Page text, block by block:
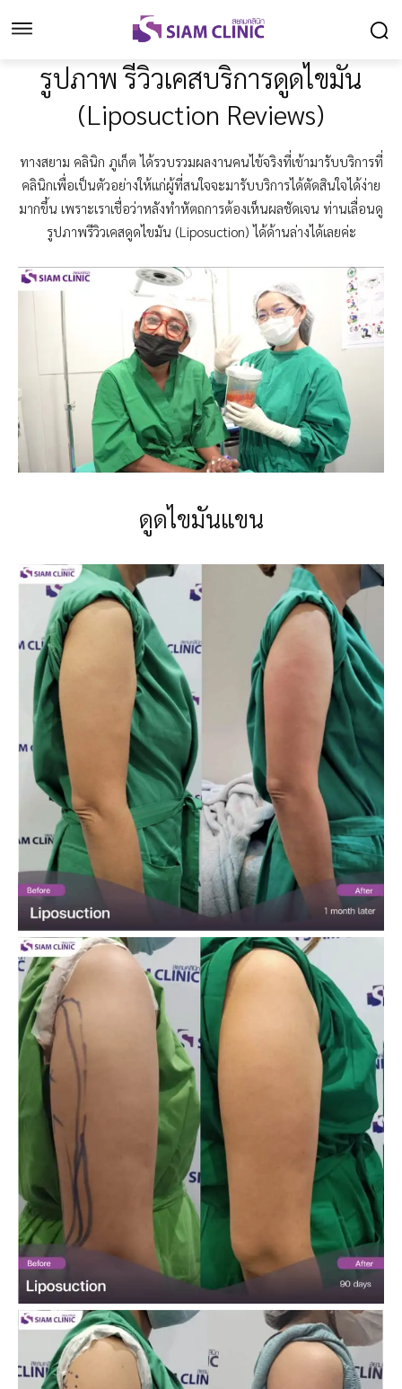
รูปภาพ รีวิวเคสบริการดูดไขมัน
(Liposuction Reviews)
ทางสยาม คลินิก ภูเก็ต ได้รวบรวมผลงานคนไข้จริงที่เข้ามารับบริการที่
คลินิกเพื่อเป็นตัวอย่างให้แก่ผู้ที่สนใจจะมารับบริการได้ตัดสินใจได้ง่าย
มากขึ้น เพราะเราเชื่อว่าหลังทำหัตถการต้องเห็นผลชัดเจน ท่านเลื่อนดู
รูปภาพรีวิวเคสดูดไขมัน (Liposuction) ได้ด้านล่างได้เลยค่ะ
ดูดไขมันแขน